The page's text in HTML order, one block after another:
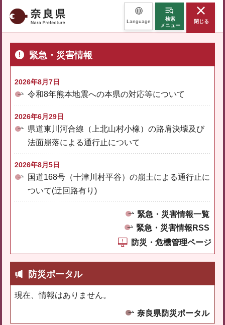
奈良県 Language
検索
メニュー
閉じる
緊急・災害情報
2026年8月7日
令和8年熊本地震への本県の対応等について
2026年6月29日
県道東川河合線（上北山村小橡）の路肩決壊及び
法面崩落による通行止について
2026年8月5日
国道168号（十津川村平谷）の崩土による通行止に
ついて(迂回路有り)
緊急・災害情報一覧
緊急・災害情報RSS
防災・危機管理ページ
防災ポータル
現在、情報はありません。
奈良県防災ポータル